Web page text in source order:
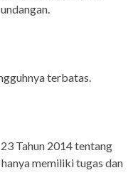
terbatas.
Tahun 2014 tentang
memiliki tugas dan